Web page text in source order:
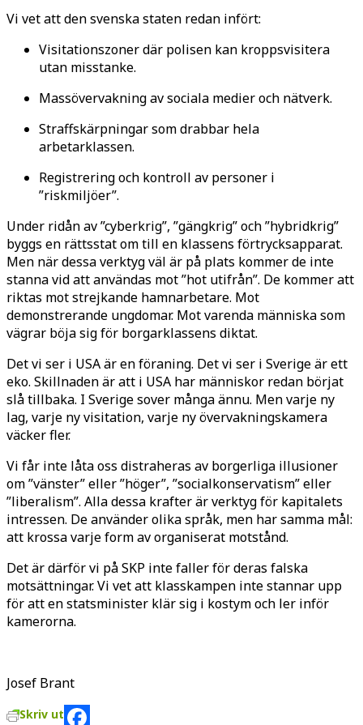
Vi vet att den svenska staten redan infört:
Visitationszoner där polisen kan kroppsvisitera
utan misstanke.
Massövervakning av sociala medier och nätverk.
Straffskärpningar som drabbar hela
arbetarklassen.
Registrering och kontroll av personer i
”riskmiljöer”.
Under ridån av ”cyberkrig”, ”gängkrig” och ”hybridkrig”
byggs en rättsstat om till en klassens förtrycksapparat.
Men när dessa verktyg väl är på plats kommer de inte
stanna vid att användas mot ”hot utifrån”. De kommer att
riktas mot strejkande hamnarbetare. Mot
demonstrerande ungdomar. Mot varenda människa som
vägrar böja sig för borgarklassens diktat.
Det vi ser i USA är en föraning. Det vi ser i Sverige är ett
eko. Skillnaden är att i USA har människor redan börjat
slå tillbaka. I Sverige sover många ännu. Men varje ny
lag, varje ny visitation, varje ny övervakningskamera
väcker fler.
Vi får inte låta oss distraheras av borgerliga illusioner
om ”vänster” eller ”höger”, ”socialkonservatism” eller
”liberalism”. Alla dessa krafter är verktyg för kapitalets
intressen. De använder olika språk, men har samma mål:
att krossa varje form av organiserat motstånd.
Det är därför vi på SKP inte faller för deras falska
motsättningar. Vi vet att klasskampen inte stannar upp
för att en statsminister klär sig i kostym och ler inför
kamerorna.
Josef Brant
Skriv ut